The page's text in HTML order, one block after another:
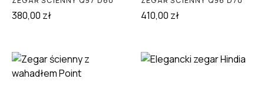
380,00 zł 410,00 zł